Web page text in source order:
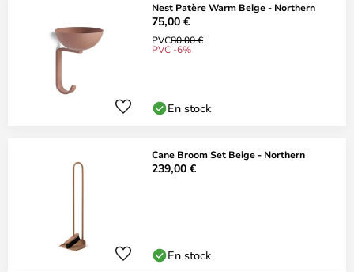
Nest Patère Warm Beige - Northern
75,00 €
PVC80,00 €
PVC -6%
En stock
Cane Broom Set Beige - Northern
239,00 €
En stock